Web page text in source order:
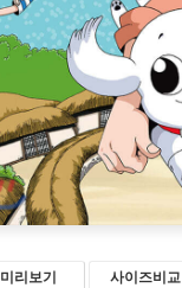
미리보기 사이즈비교